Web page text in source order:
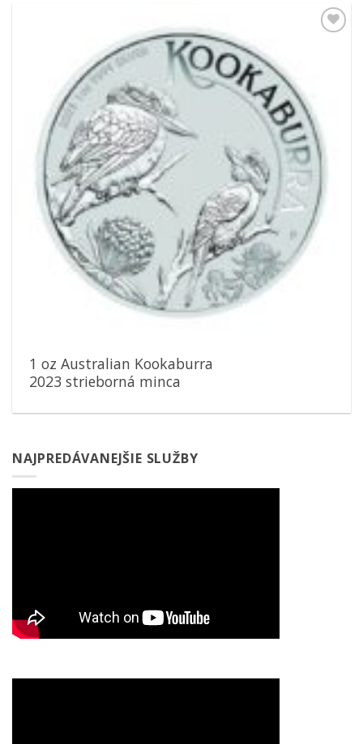
1 oz Australian Kookaburra
2023 strieborná minca
NAJPREDÁVANEJŠIE SLUŽBY